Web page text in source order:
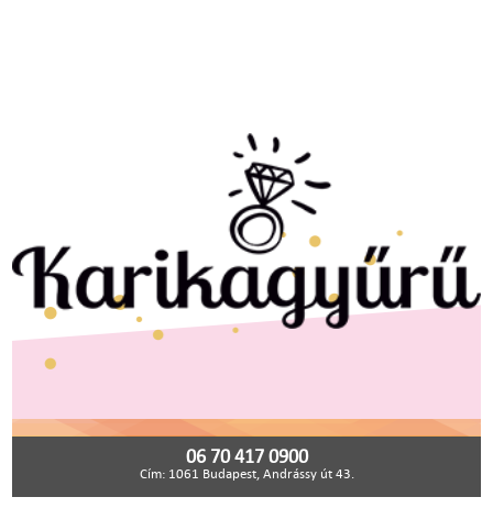
06 70 417 0900
Cím: 1061 Budapest, Andrássy út 43.